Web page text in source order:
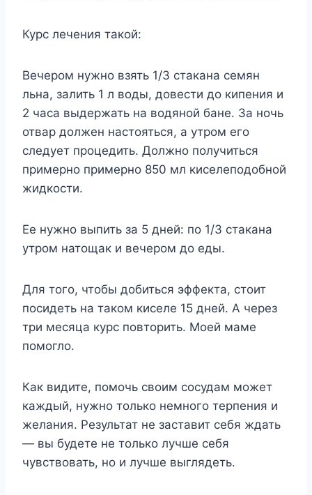
Курс лечения такой:
Вечером нужно взять 1/3 стакана семян
льна, залить 1 л воды, довести до кипения и
2 часа выдержать на водяной бане. За ночь
отвар должен настояться, а утром его
следует процедить. Должно получиться
примерно примерно 850 мл киселеподобной
жидкости.
Ее нужно выпить за 5 дней: по 1/3 стакана
утром натощак и вечером до еды.
Для того, чтобы добиться эффекта, стоит
посидеть на таком киселе 15 дней. А через
три месяца курс повторить. Моей маме
помогло.
Как видите, помочь своим сосудам может
каждый, нужно только немного терпения и
желания. Результат не заставит себя ждать
— вы будете не только лучше себя
чувствовать, но и лучше выглядеть.